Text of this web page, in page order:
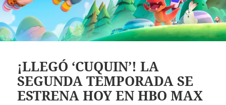
¡LLEGÓ ‘CUQUIN’! LA
SEGUNDA TEMPORADA SE
ESTRENA HOY EN HBO MAX